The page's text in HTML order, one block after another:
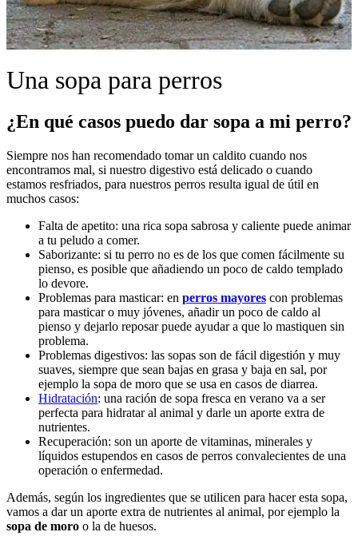
Una sopa para perros
¿En qué casos puedo dar sopa a mi perro?
Siempre nos han recomendado tomar un caldito cuando nos
encontramos mal, si nuestro digestivo está delicado o cuando
estamos resfriados, para nuestros perros resulta igual de útil en
muchos casos:
Falta de apetito: una rica sopa sabrosa y caliente puede animar
a tu peludo a comer.
Saborizante: si tu perro no es de los que comen fácilmente su
pienso, es posible que añadiendo un poco de caldo templado
lo devore.
Problemas para masticar: en perros mayores con problemas
para masticar o muy jóvenes, añadir un poco de caldo al
pienso y dejarlo reposar puede ayudar a que lo mastiquen sin
problema.
Problemas digestivos: las sopas son de fácil digestión y muy
suaves, siempre que sean bajas en grasa y baja en sal, por
ejemplo la sopa de moro que se usa en casos de diarrea.
Hidratación: una ración de sopa fresca en verano va a ser
perfecta para hidratar al animal y darle un aporte extra de
nutrientes.
Recuperación: son un aporte de vitaminas, minerales y
líquidos estupendos en casos de perros convalecientes de una
operación o enfermedad.
Además, según los ingredientes que se utilicen para hacer esta sopa,
vamos a dar un aporte extra de nutrientes al animal, por ejemplo la
sopa de moro o la de huesos.